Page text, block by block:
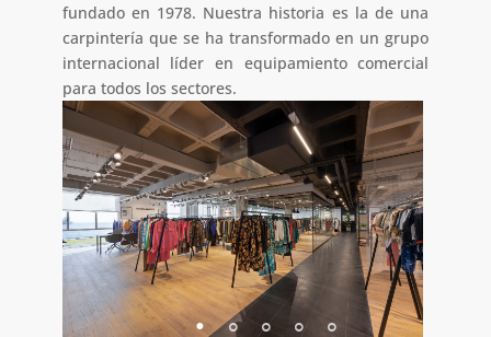
fundado en 1978. Nuestra historia es la de una
carpintería que se ha transformado en un grupo
internacional líder en equipamiento comercial
para todos los sectores.